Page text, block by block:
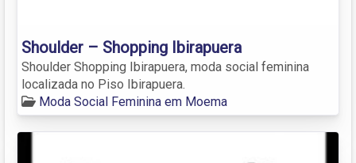
Shoulder – Shopping Ibirapuera
Shoulder Shopping Ibirapuera, moda social feminina
localizada no Piso Ibirapuera.
Moda Social Feminina em Moema